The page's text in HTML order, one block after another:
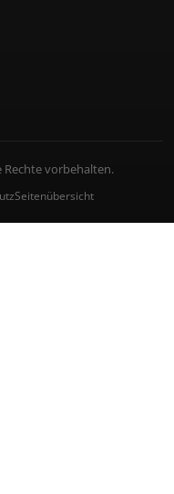
vorbehalten.
Seitenübersicht